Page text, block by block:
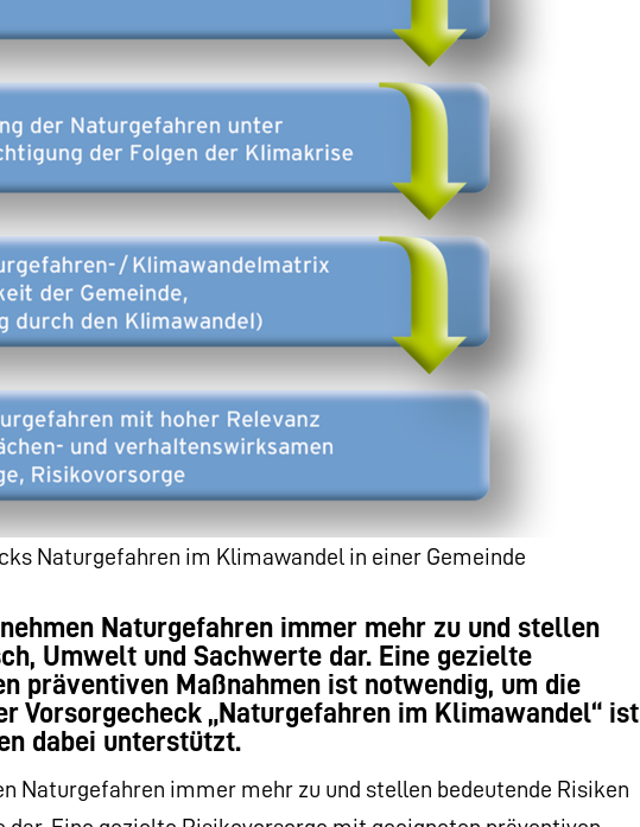
Naturgefahren im Klimawandel in einer Gemeinde
Naturgefahren immer mehr zu und stellen
Umwelt und Sachwerte dar. Eine gezielte
präventiven Maßnahmen ist notwendig, um die
Vorsorgecheck „Naturgefahren im Klimawandel“ ist
dabei unterstützt.
Naturgefahren immer mehr zu und stellen bedeutende Risiken